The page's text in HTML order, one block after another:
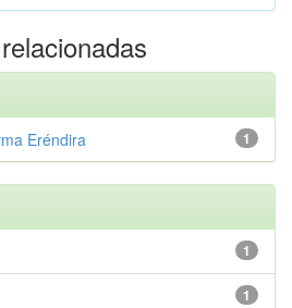
1
Eréndira
1
1